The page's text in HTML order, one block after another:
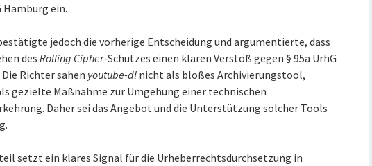
Hamburg ein.
jedoch die vorherige Entscheidung und argumentierte, dass
des Rolling Cipher-Schutzes einen klaren Verstoß gegen § 95a UrhG
Richter sahen youtube-dlnicht als bloßes Archivierungstool,
gezielte Maßnahme zur Umgehung einer technischen
Daher sei das Angebot und die Unterstützung solcher Tools
setzt ein klares Signal für die Urheberrechtsdurchsetzung in